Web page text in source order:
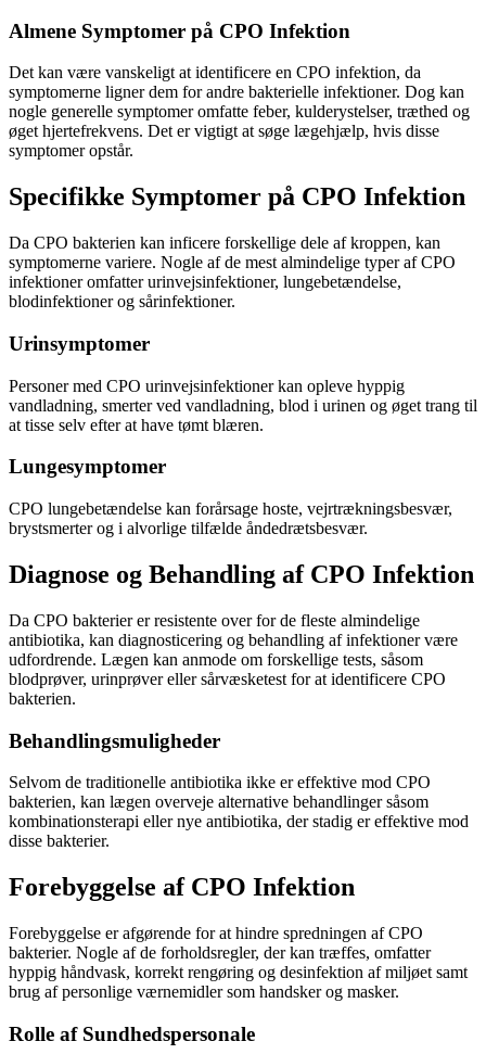
Almene Symptomer på CPO Infektion
Det kan være vanskeligt at identificere en CPO infektion, da
symptomerne ligner dem for andre bakterielle infektioner. Dog kan
nogle generelle symptomer omfatte feber, kulderystelser, træthed og
øget hjertefrekvens. Det er vigtigt at søge lægehjælp, hvis disse
symptomer opstår.
Specifikke Symptomer på CPO Infektion
Da CPO bakterien kan inficere forskellige dele af kroppen, kan
symptomerne variere. Nogle af de mest almindelige typer af CPO
infektioner omfatter urinvejsinfektioner, lungebetændelse,
blodinfektioner og sårinfektioner.
Urinsymptomer
Personer med CPO urinvejsinfektioner kan opleve hyppig
vandladning, smerter ved vandladning, blod i urinen og øget trang til
at tisse selv efter at have tømt blæren.
Lungesymptomer
CPO lungebetændelse kan forårsage hoste, vejrtrækningsbesvær,
brystsmerter og i alvorlige tilfælde åndedrætsbesvær.
Diagnose og Behandling af CPO Infektion
Da CPO bakterier er resistente over for de fleste almindelige
antibiotika, kan diagnosticering og behandling af infektioner være
udfordrende. Lægen kan anmode om forskellige tests, såsom
blodprøver, urinprøver eller sårvæsketest for at identificere CPO
bakterien.
Behandlingsmuligheder
Selvom de traditionelle antibiotika ikke er effektive mod CPO
bakterien, kan lægen overveje alternative behandlinger såsom
kombinationsterapi eller nye antibiotika, der stadig er effektive mod
disse bakterier.
Forebyggelse af CPO Infektion
Forebyggelse er afgørende for at hindre spredningen af CPO
bakterier. Nogle af de forholdsregler, der kan træffes, omfatter
hyppig håndvask, korrekt rengøring og desinfektion af miljøet samt
brug af personlige værnemidler som handsker og masker.
Rolle af Sundhedspersonale